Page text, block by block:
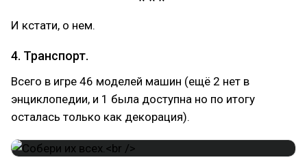
И кстати, о нем.
4. Транспорт.
Всего в игре 46 моделей машин (ещё 2 нет в
энциклопедии, и 1 была доступна но по итогу
осталась только как декорация).